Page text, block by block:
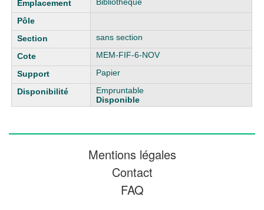
sans section
MEM-FIF-6-NOV
Papier
Empruntable
Disponible
Mentions légales
Contact
FAQ